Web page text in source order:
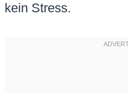
kein Stress.